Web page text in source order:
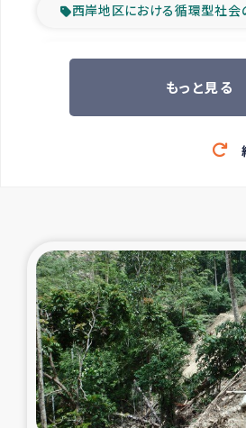
西岸地区における循環型社会
ツアー参加者
緊急救援の時
東ティモール豪雨
大雨による洪水被
カカオ生産者支
シリア国内避難民・帰還民
もっと見る